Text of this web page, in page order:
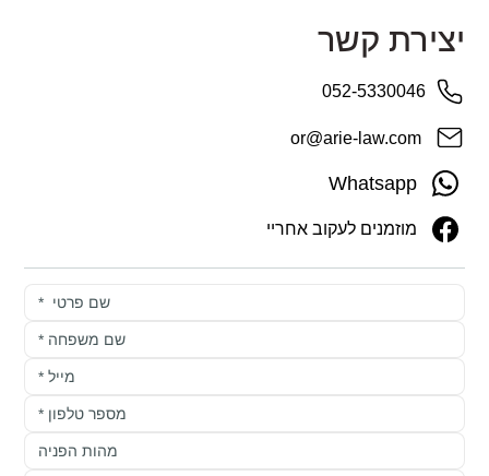
יצירת קשר
052-5330046
or@arie-law.com
Whatsapp
מוזמנים לעקוב אחריי